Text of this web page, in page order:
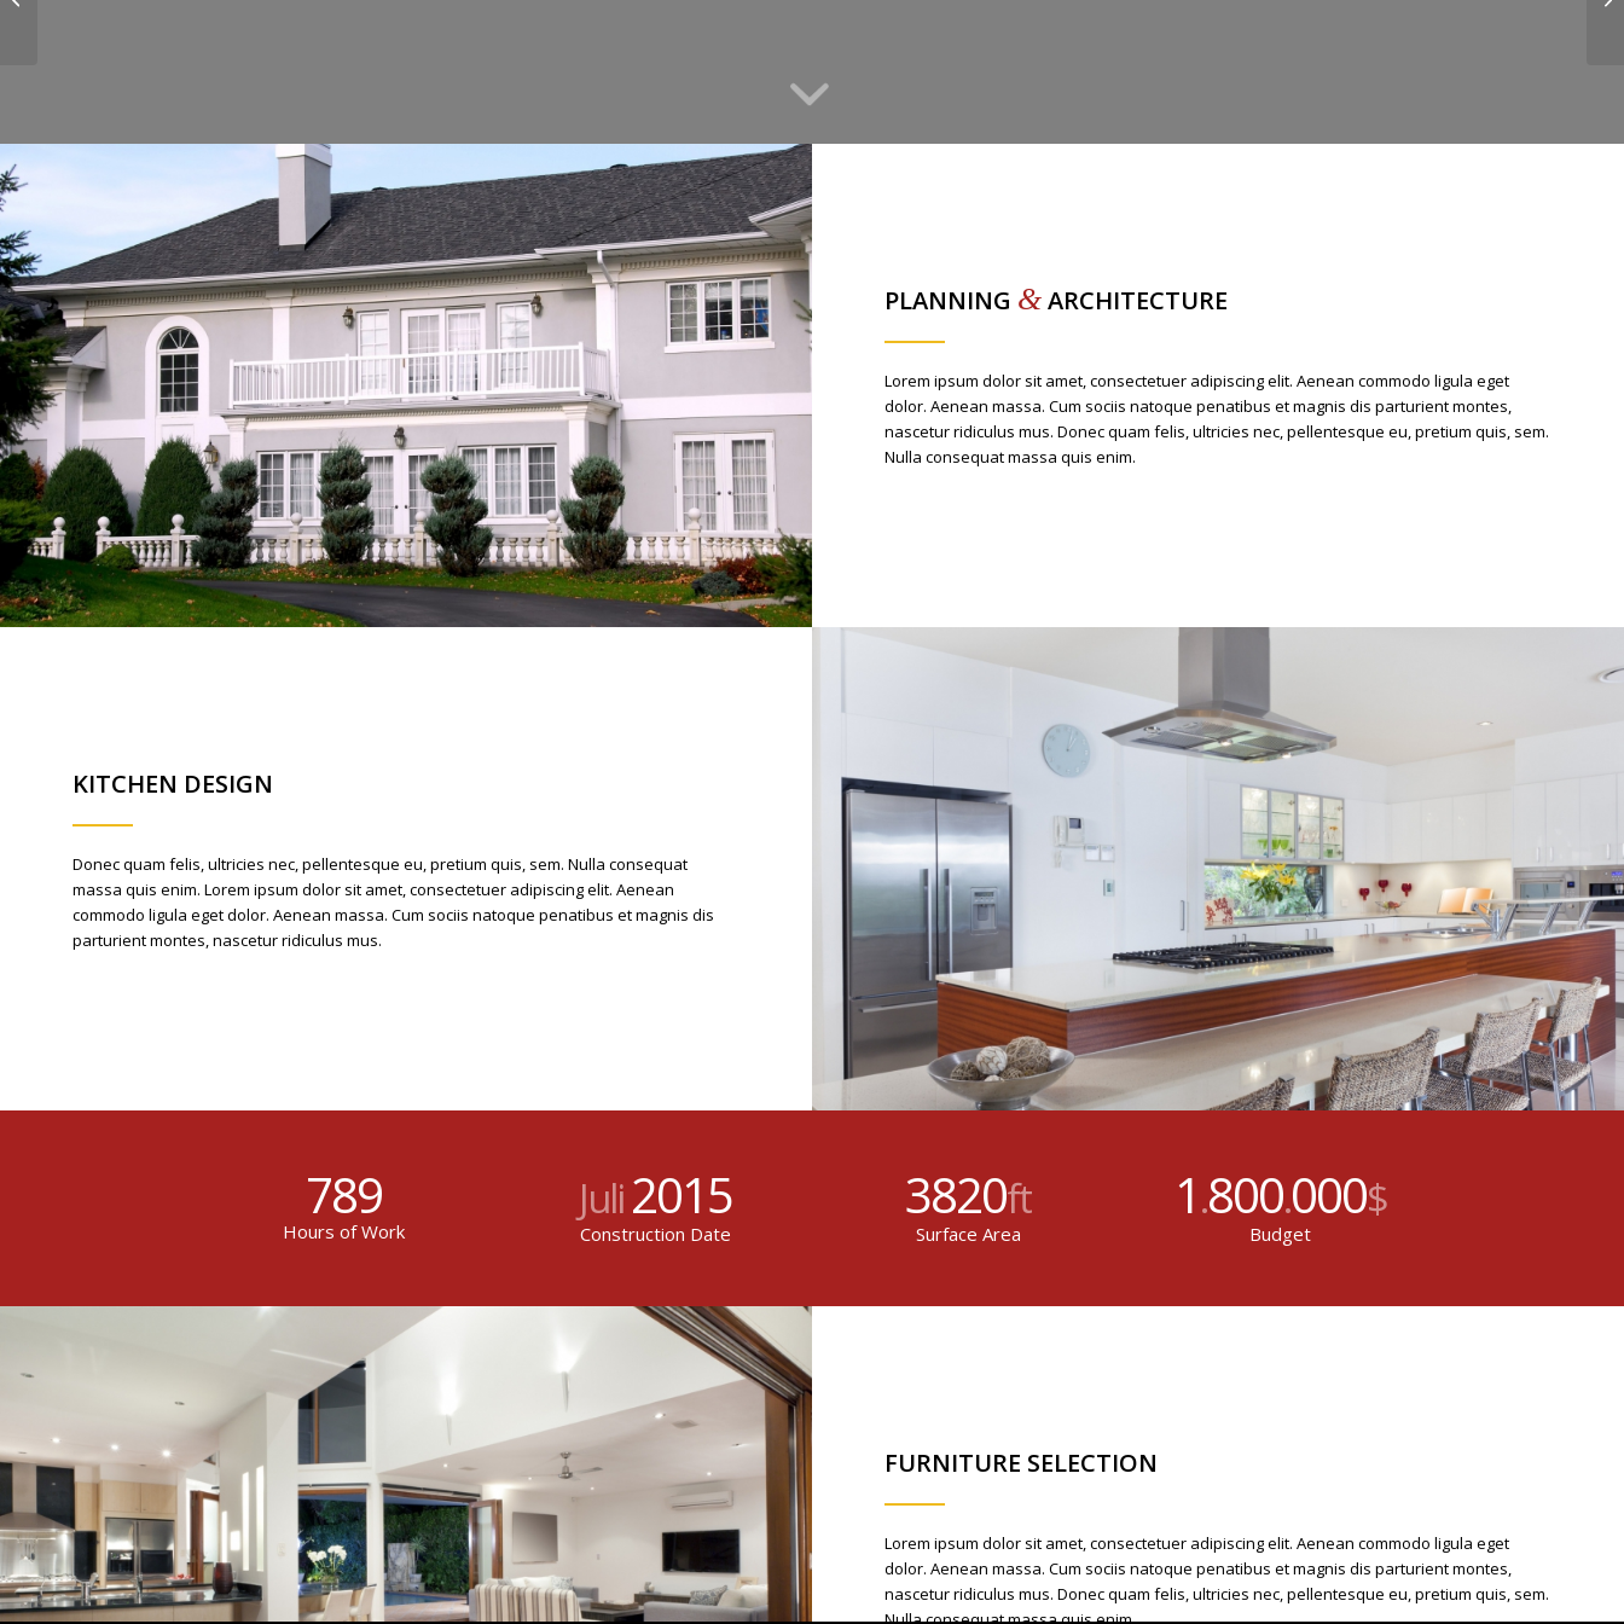
PLANNING &ARCHITECTURE
Lorem ipsum dolor sit amet, consectetuer adipiscing elit. Aenean commodo ligula eget
dolor. Aenean massa. Cum sociis natoque penatibus et magnis dis parturient montes,
nascetur ridiculus mus. Donec quam felis, ultricies nec, pellentesque eu, pretium quis, sem.
Nulla consequat massa quis enim.
KITCHEN DESIGN
Donec quam felis, ultricies nec, pellentesque eu, pretium quis, sem. Nulla consequat
massa quis enim. Lorem ipsum dolor sit amet, consectetuer adipiscing elit. Aenean
commodo ligula eget dolor. Aenean massa. Cum sociis natoque penatibus et magnis dis
parturient montes, nascetur ridiculus mus.
789
Hours of Work
Juli2015
Construction Date
3820ft
Surface Area
1.800.000$
Budget
FURNITURE SELECTION
Lorem ipsum dolor sit amet, consectetuer adipiscing elit. Aenean commodo ligula eget
dolor. Aenean massa. Cum sociis natoque penatibus et magnis dis parturient montes,
nascetur ridiculus mus. Donec quam felis, ultricies nec, pellentesque eu, pretium quis, sem.
Nulla consequat massa quis enim.